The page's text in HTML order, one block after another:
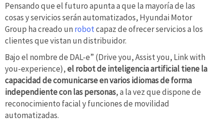
Pensando que el futuro apunta a que la mayoría de las
cosas y servicios serán automatizados, Hyundai Motor
Group ha creado un robotcapaz de ofrecer servicios a los
clientes que vistan un distribuidor.
Bajo el nombre de DAL-e” (Drive you, Assist you, Link with
you-experience),el robot de inteligencia artificial tiene la
capacidad de comunicarse en varios idiomas de forma
independiente con las personas, a la vez que dispone de
reconocimiento facial y funciones de movilidad
automatizadas.